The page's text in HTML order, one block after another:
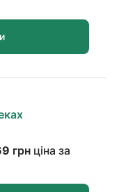
грн ціна за